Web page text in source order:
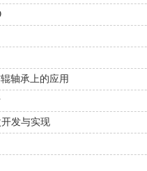
轴承上的应用
发与实现